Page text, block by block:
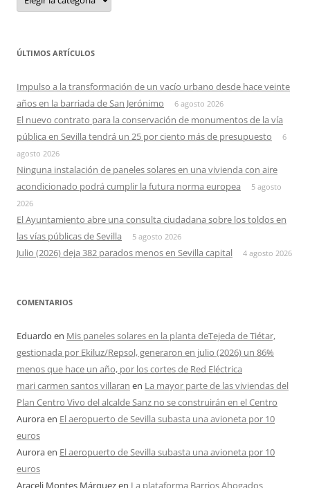
ÚLTIMOS ARTÍCULOS
Impulso a la transformación de un vacío urbano desde hace veinte
años en la barriada de San Jerónimo
6 agosto 2026
El nuevo contrato para la conservación de monumentos de la vía
pública en Sevilla tendrá un 25 por ciento más de presupuesto
6
agosto 2026
Ninguna instalación de paneles solares en una vivienda con aire
acondicionado podrá cumplir la futura norma europea
5 agosto
2026
El Ayuntamiento abre una consulta ciudadana sobre los toldos en
las vías públicas de Sevilla
5 agosto 2026
Julio (2026) deja 382 parados menos en Sevilla capital 4 agosto 2026
COMENTARIOS
Eduardo en Mis paneles solares en la planta deTejeda de Tiétar,
gestionada por Ekiluz/Repsol, generaron en julio (2026) un 86%
menos que hace un año, por los cortes de Red Eléctrica
mari carmen santos villaran en La mayor parte de las viviendas del
Plan Centro Vivo del alcalde Sanz no se construirán en el Centro
Auroraen El aeropuerto de Sevilla subasta una avioneta por 10
euros
Auroraen El aeropuerto de Sevilla subasta una avioneta por 10
euros
Araceli Montes Márquezen La plataforma Barrios Ahogados